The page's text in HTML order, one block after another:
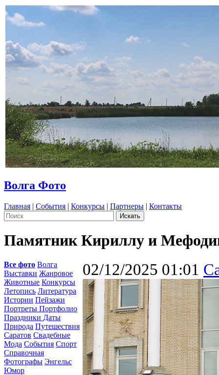
Волга Фото
Главная | События | Конкурсы | Партнеры | Контакты
Памятник Кириллу и
Все фото Волга
Выставки Жанровое
Животные Конкурсы
Летопись Литература
Истории Пейзажи
Портреты Портфолио
Праздники Даты
Природа Путешествия
Саратов Свадебные
Мода События Спорт
Справочная
Фотографы Энгельс
Юмор
02/12/2025 01:01